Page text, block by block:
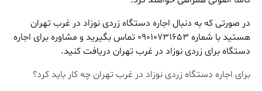
در صورتی که به دنبال اجاره دستگاه زردی نوزاد در غرب تهران
هستید با شماره 09010731653 تماس بگیرید و مشاوره برای اجاره
دستگاه برای زردی نوزاد در غرب تهران دریافت کنید.
برای اجاره دستگاه زردی نوزاد در غرب تهران چه کار باید کرد؟